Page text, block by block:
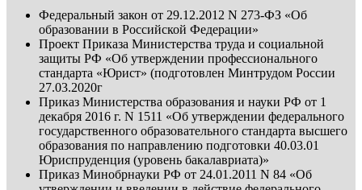
Федеральный закон от 29.12.2012 N 273-ФЗ «Об
образовании в Российской Федерации»
Проект Приказа Министерства труда и социальной
защиты РФ «Об утверждении профессионального
стандарта «Юрист» (подготовлен Минтрудом России
27.03.2020г
Приказ Министерства образования и науки РФ от 1
декабря 2016 г. N 1511 «Об утверждении федерального
государственного образовательного стандарта высшего
образования по направлению подготовки 40.03.01
Юриспруденция (уровень бакалавриата)»
Приказ Минобрнауки РФ от 24.01.2011 N 84 «Об